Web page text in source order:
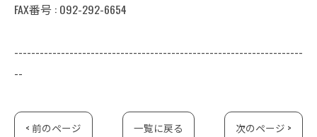
FAX番号 : 092-292-6654
--------------------------------------------------------------------
--
< 前のページ 一覧に戻る 次のページ >